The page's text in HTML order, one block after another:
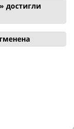
достигли